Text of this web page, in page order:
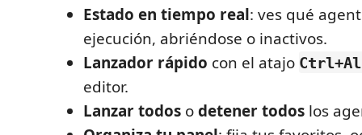
Estado en tiempo real: ves qué
ejecución, abriéndose o inactivos.
Lanzador rápido con el atajo
editor.
Lanzar todos odetener todos los